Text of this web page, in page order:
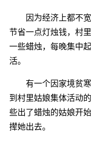
因为经济上都不宽
节省一点灯烛钱，村
一些蜡烛，每晚集中
活。
有一个因家境贫寒
到村里姑娘集体活动
些出了蜡烛的姑娘开
撵她出去。